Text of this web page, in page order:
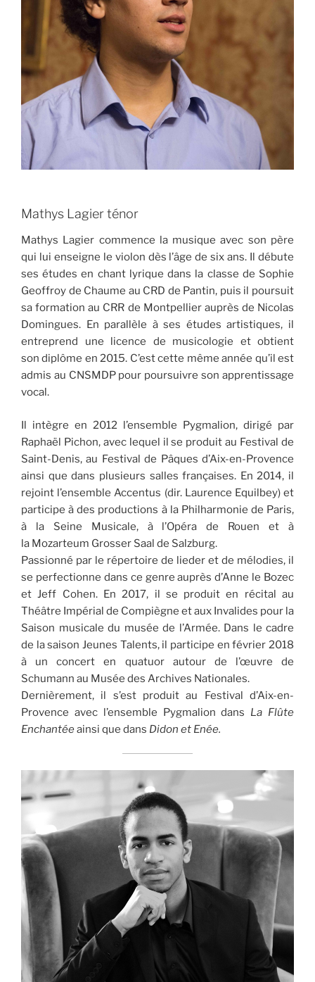
Mathys Lagier ténor
Mathys Lagier commence la musique avec son père
qui lui enseigne le violon dès l’âge de six ans. Il débute
ses études en chant lyrique dans la classe de Sophie
Geoffroy de Chaume au CRD de Pantin, puis il poursuit
sa formation au CRR de Montpellier auprès de Nicolas
Domingues. En parallèle à ses études artistiques, il
entreprend une licence de musicologie et obtient
son diplôme en 2015. C’est cette même année qu’il est
admis au CNSMDP pour poursuivre son apprentissage
vocal.
Il intègre en 2012 l’ensemble Pygmalion, dirigé par
Raphaël Pichon, avec lequel il se produit au Festival de
Saint-Denis, au Festival de Pâques d’Aix-en-Provence
ainsi que dans plusieurs salles françaises. En 2014, il
rejoint l’ensemble Accentus (dir. Laurence Equilbey) et
participe à des productions à la Philharmonie de Paris,
à la Seine Musicale, à l’Opéra de Rouen et à
la Mozarteum Grosser Saal de Salzburg.
Passionné par le répertoire de lieder et de mélodies, il
se perfectionne dans ce genre auprès d’Anne le Bozec
et Jeff Cohen. En 2017, il se produit en récital au
Théâtre Impérial de Compiègne et aux Invalides pour la
Saison musicale du musée de l’Armée. Dans le cadre
de la saison Jeunes Talents, il participe en février 2018
à un concert en quatuor autour de l’œuvre de
Schumann au Musée des Archives Nationales.
Dernièrement, il s’est produit au Festival d’Aix-en-
Provence avec l’ensemble Pygmalion dans La Flûte
Enchantéeainsi que dans Didon et Enée.